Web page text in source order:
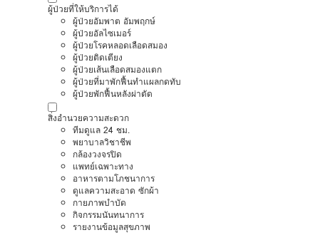
ผู้ป่วยที่ให้บริการได้
ผู้ป่วยอัมพาต อัมพฤกษ์
ผู้ป่วยอัลไซเมอร์
ผู้ป่วยโรคหลอดเลือดสมอง
ผู้ป่วยติดเตียง
ผู้ป่วยเส้นเลือดสมองแตก
ผู้ป่วยที่มาพักฟื้นทำแผลกดทับ
ผู้ป่วยพักฟื้นหลังผ่าตัด
สิ่งอำนวยความสะดวก
ทีมดูแล 24 ชม.
พยาบาลวิชาชีพ
กล้องวงจรปิด
แพทย์เฉพาะทาง
อาหารตามโภชนาการ
ดูแลความสะอาด ซักผ้า
กายภาพบำบัด
กิจกรรมนันทนาการ
รายงานข้อมูลสุขภาพ